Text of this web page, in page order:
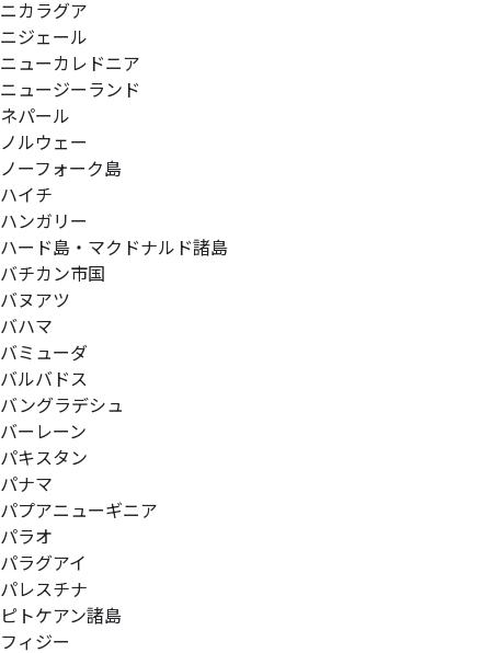
ニカラグア
ニジェール
ニューカレドニア
ニュージーランド
ネパール
ノルウェー
ノーフォーク島
ハイチ
ハンガリー
ハード島・マクドナルド諸島
バチカン市国
バヌアツ
バハマ
バミューダ
バルバドス
バングラデシュ
バーレーン
パキスタン
パナマ
パプアニューギニア
パラオ
パラグアイ
パレスチナ
ピトケアン諸島
フィジー